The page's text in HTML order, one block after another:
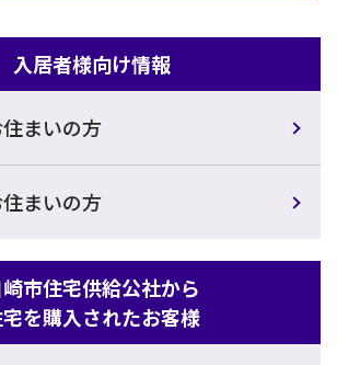
入居者様向け情報
まいの方
まいの方
市住宅供給公社から
を購入されたお客様